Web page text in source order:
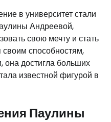
в университет стали
Андреевой,
свою мечту и стать
способностям,
она достигла больших
известной фигурой в
Паулины